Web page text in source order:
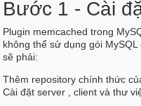
Bước 1 - Cài
Plugin memcached trong
không thể sử dụng gói
sẽ phải:
Thêm repository chính thức
Cài đặt server , client và thư